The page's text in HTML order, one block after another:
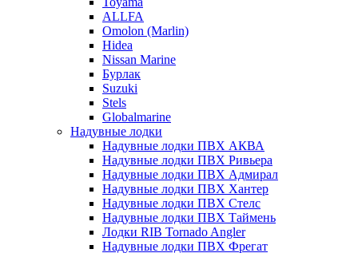
ALLFA
Omolon (Marlin)
Hidea
Nissan Marine
Бурлак
Suzuki
Stels
Globalmarine
Надувные лодки
Надувные лодки ПВХ АКВА
Надувные лодки ПВХ Ривьера
Надувные лодки ПВХ Адмирал
Надувные лодки ПВХ Хантер
Надувные лодки ПВХ Стелс
Надувные лодки ПВХ Таймень
Лодки RIB Tornado Angler
Надувные лодки ПВХ Фрегат